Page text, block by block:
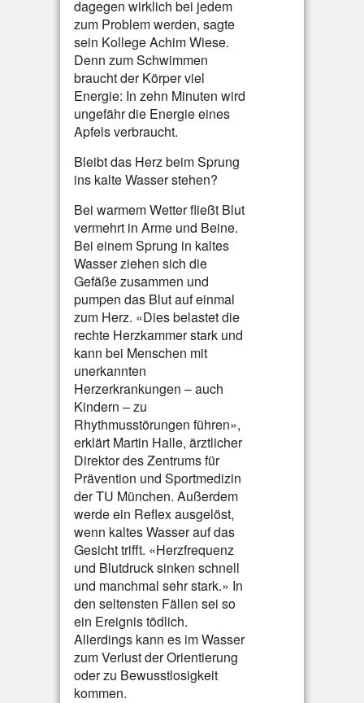
dagegen wirklich bei jedem
zum Problem werden, sagte
sein Kollege Achim Wiese.
Denn zum Schwimmen
braucht der Körper viel
Energie: In zehn Minuten wird
ungefähr die Energie eines
Apfels verbraucht.
Bleibt das Herz beim Sprung
ins kalte Wasser stehen?
Bei warmem Wetter fließt Blut
vermehrt in Arme und Beine.
Bei einem Sprung in kaltes
Wasser ziehen sich die
Gefäße zusammen und
pumpen das Blut auf einmal
zum Herz. «Dies belastet die
rechte Herzkammer stark und
kann bei Menschen mit
unerkannten
Herzerkrankungen – auch
Kindern – zu
Rhythmusstörungen führen»,
erklärt Martin Halle, ärztlicher
Direktor des Zentrums für
Prävention und Sportmedizin
der TU München. Außerdem
werde ein Reflex ausgelöst,
wenn kaltes Wasser auf das
Gesicht trifft. «Herzfrequenz
und Blutdruck sinken schnell
und manchmal sehr stark.» In
den seltensten Fällen sei so
ein Ereignis tödlich.
Allerdings kann es im Wasser
zum Verlust der Orientierung
oder zu Bewusstlosigkeit
kommen.